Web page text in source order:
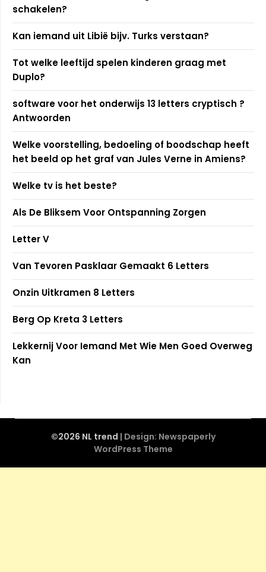
schakelen?
Kan iemand uit Libië bijv. Turks verstaan?
Tot welke leeftijd spelen kinderen graag met
Duplo?
software voor het onderwijs 13 letters cryptisch ?
Antwoorden
Welke voorstelling, bedoeling of boodschap heeft
het beeld op het graf van Jules Verne in Amiens?
Welke tv is het beste?
Als De Bliksem Voor Ontspanning Zorgen
Letter V
Van Tevoren Pasklaar Gemaakt 6 Letters
Onzin Uitkramen 8 Letters
Berg Op Kreta 3 Letters
Lekkernij Voor Iemand Met Wie Men Goed Overweg
Kan
©2026 NL trend | Design: Newspaperly
WordPress Theme